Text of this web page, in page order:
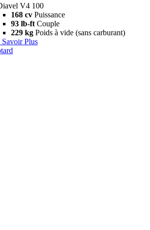
V4 100
168 cv Puissance
93 lb-ft Couple
229 kg Poids à vide (sans carburant)
Savoir Plus